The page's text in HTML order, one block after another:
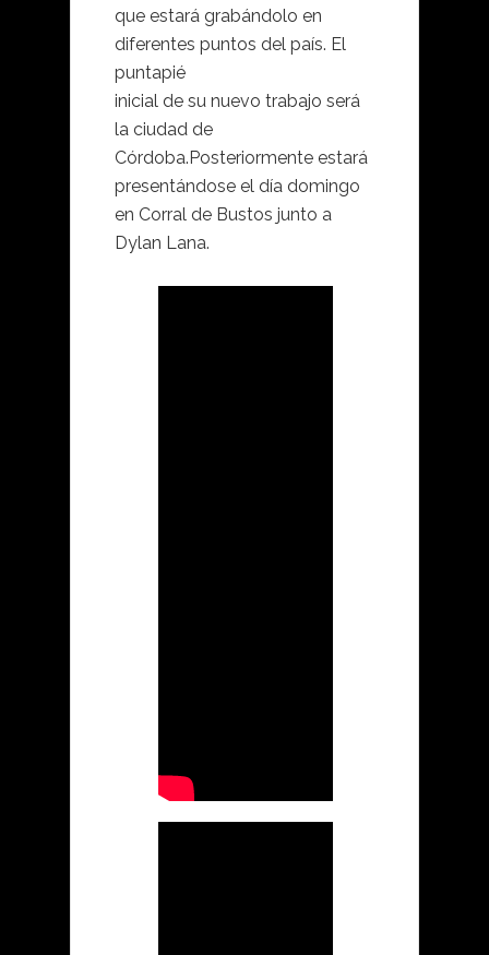
que estará grabándolo en
diferentes puntos del país. El
puntapié
inicial de su nuevo trabajo será
la ciudad de
Córdoba.Posteriormente estará
presentándose el día domingo
en Corral de Bustos junto a
Dylan Lana.